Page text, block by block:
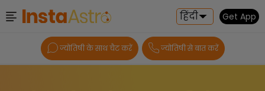
हिंदी Get App
ज्योतिषी के साथ चैट करें ज्योतिषी से बात करें